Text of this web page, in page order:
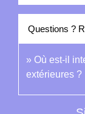
Questions ?
Où est-il
extérieures ?